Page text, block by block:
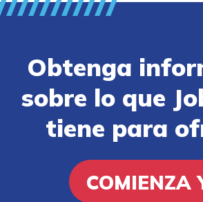
Obtenga
sobre lo que
tiene para
COMIENZA